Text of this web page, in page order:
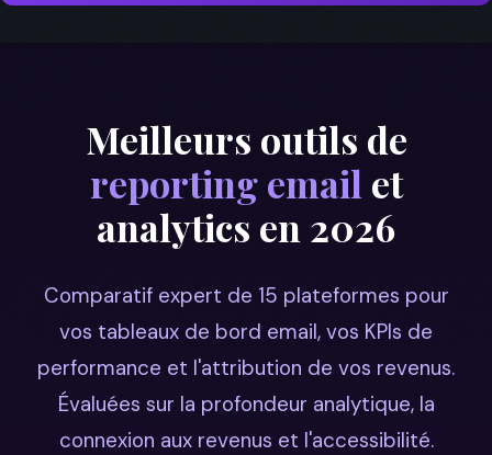
Meilleurs outils de
reporting emailet
analytics en 2026
Comparatif expert de 15 plateformes pour
vos tableaux de bord email, vos KPIs de
performance et l'attribution de vos revenus.
Évaluées sur la profondeur analytique, la
connexion aux revenus et l'accessibilité.